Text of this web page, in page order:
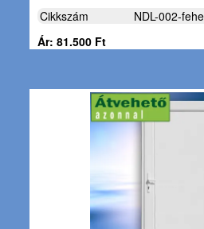
Cikkszám
NDL-002-
Ár: 81.500 Ft